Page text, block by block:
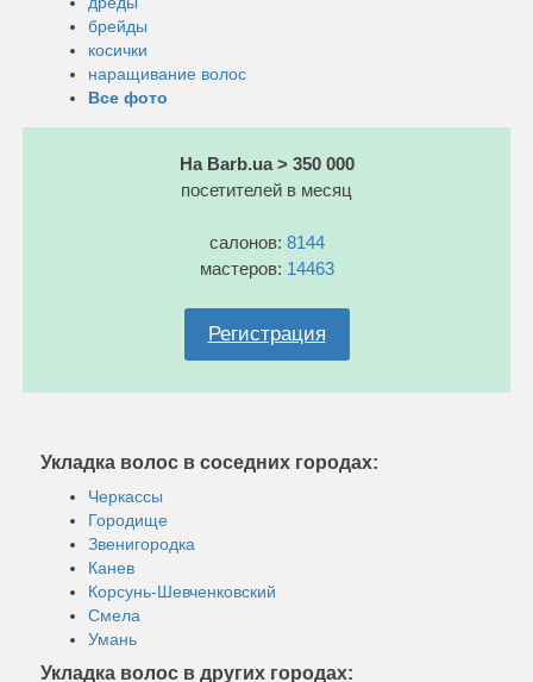
брейды
косички
наращивание волос
Все фото
На Barb.ua > 350 000
посетителей в месяц
салонов: 8144
мастеров: 14463
Регистрация
Укладка волос в соседних городах:
Черкассы
Городище
Звенигородка
Канев
Корсунь-Шевченковский
Смела
Умань
Укладка волос в других городах: